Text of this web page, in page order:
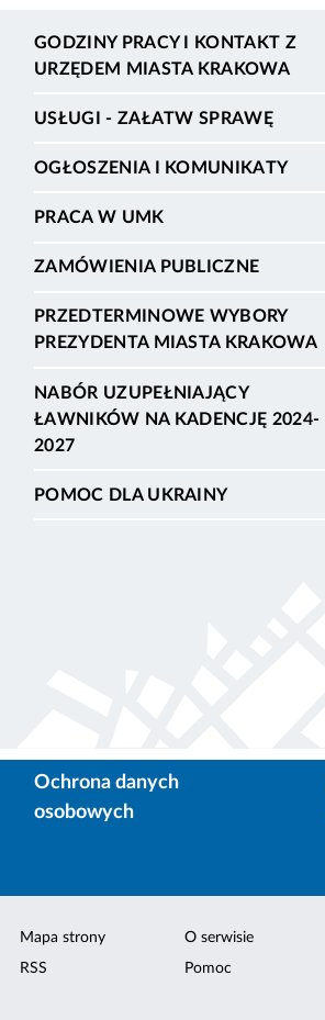
GODZINY PRACY I KONTAKT Z
URZĘDEM MIASTA KRAKOWA
USŁUGI - ZAŁATW SPRAWĘ
OGŁOSZENIA I KOMUNIKATY
PRACA W UMK
ZAMÓWIENIA PUBLICZNE
PRZEDTERMINOWE WYBORY
PREZYDENTA MIASTA KRAKOWA
NABÓR UZUPEŁNIAJĄCY
ŁAWNIKÓW NA KADENCJĘ 2024-
2027
POMOC DLA UKRAINY
Ochrona danych
osobowych
Mapa strony
RSS
O serwisie
Pomoc